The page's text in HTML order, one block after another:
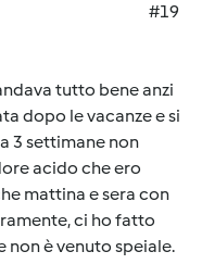
#19
tutto bene anzi
dopo le vacanze e si
3 settimane non
acido che ero
mattina e sera con
ci ho fatto
non è venuto speiale.